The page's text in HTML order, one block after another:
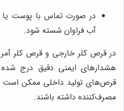
در صورت تماس با پوست یا
آب فراوان شسته شود.
در قرص کلر خارجی و قرص کلر
هشدارهای ایمنی دقیق درج
قرص‌های تولید داخلی ممکن است
مصرف‌کننده داشته باشند.